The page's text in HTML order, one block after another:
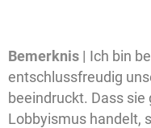
Bemerknis | Ich bin
entschlussfreudig
beeindruckt. Dass
Lobbyismus handelt,